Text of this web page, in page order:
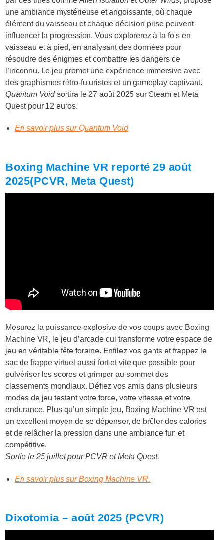
une ambiance mystérieuse et angoissante, où chaque
élément du vaisseau et chaque décision prise peuvent
influencer la progression. Vous explorerez à la fois en
vaisseau et à pied, en analysant des données pour
résoudre des énigmes et combattre les dangers de
l’inconnu. Le jeu promet une expérience immersive avec
des graphismes rétro-futuristes et un gameplay captivant.
Quantum Voidsortira le 27 août 2025 sur Steam et Meta
Quest pour 12 euros.
En savoir plus sur Quantum Void
Boxing Machine VR reporté 29 août
2025(PCVR, Meta Quest)
Mesurez la puissance explosive de vos coups avec Boxing
Machine VR, le jeu d’arcade qui transforme votre espace de
jeu en véritable fête foraine. Enfilez vos gants et frappez le
sac de frappe virtuel aussi fort et vite que possible pour
pulvériser les scores et grimper au sommet des
classements mondiaux. Défiez vos amis dans plusieurs
modes de jeu testant votre force, votre vitesse et votre
endurance. Plus qu’un simple jeu, Boxing Machine VR est
un excellent moyen de se dépenser, de brûler des calories
et de relâcher la pression dans une ambiance fun et
compétitive.
Sortie le 25 juillet pour PCVR et Meta Quest.
En savoir plus sur Boxing Machine VR.
Dixotomia – août 2025 (PCVR)